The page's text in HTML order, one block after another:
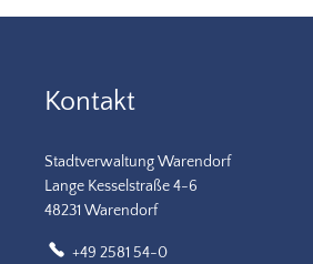
Kontakt
Stadtverwaltung Warendorf
Lange Kesselstraße 4-6
48231 Warendorf
+49 2581 54-0